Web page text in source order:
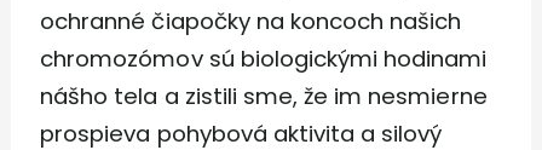
ochranné čiapočky na koncoch našich
chromozómov sú biologickými hodinami
nášho tela a zistili sme, že im nesmierne
prospieva pohybová aktivita a silový